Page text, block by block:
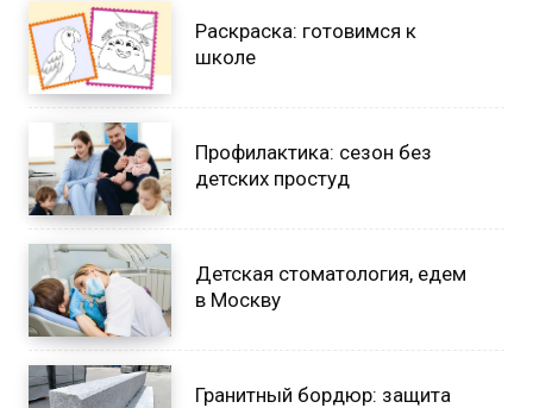
Раскраска: готовимся к
школе
Профилактика: сезон без
детских простуд
Детская стоматология, едем
в Москву
Гранитный бордюр: защита